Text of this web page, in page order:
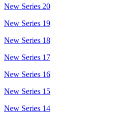
New Series 20
New Series 19
New Series 18
New Series 17
New Series 16
New Series 15
New Series 14